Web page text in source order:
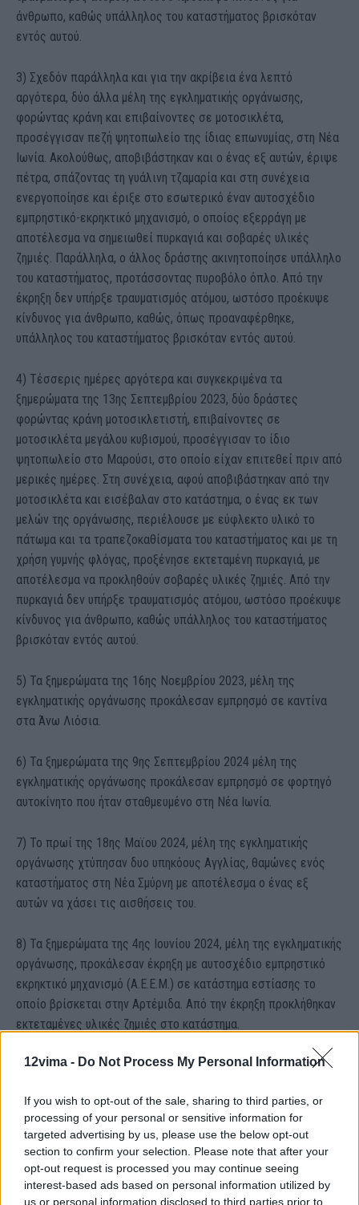
12vima - Do Not Process My Personal Information
If you wish to opt-out of the sale, sharing to third parties, or
processing of your personal or sensitive information for
targeted advertising by us, please use the below opt-out
section to confirm your selection. Please note that after your
opt-out request is processed you may continue seeing
interest-based ads based on personal information utilized by
us or personal information disclosed to third parties prior to
άνθρωπο, καθώς υπάλληλος του καταστήματος βρισκόταν
εντός αυτού.
3) Σχεδόν παράλληλα και για την ακρίβεια ένα λεπτό
αργότερα, δύο άλλα μέλη της εγκληματικής οργάνωσης,
φορώντας κράνη και επιβαίνοντες σε μοτοσικλέτα,
προσέγγισαν πεζή ψητοπωλείο της ίδιας επωνυμίας, στη Νέα
Ιωνία. Ακολούθως, αποβιβάστηκαν και ο ένας εξ αυτών, έριψε
πέτρα, σπάζοντας τη γυάλινη τζαμαρία και στη συνέχεια
ενεργοποίησε και έριξε στο εσωτερικό έναν αυτοσχέδιο
εμπρηστικό-εκρηκτικό μηχανισμό, ο οποίος εξερράγη με
αποτέλεσμα να σημειωθεί πυρκαγιά και σοβαρές υλικές
ζημιές. Παράλληλα, ο άλλος δράστης ακινητοποίησε υπάλληλο
του καταστήματος, προτάσσοντας πυροβόλο όπλο. Από την
έκρηξη δεν υπήρξε τραυματισμός ατόμου, ωστόσο προέκυψε
κίνδυνος για άνθρωπο, καθώς, όπως προαναφέρθηκε,
υπάλληλος του καταστήματος βρισκόταν εντός αυτού.
4) Τέσσερις ημέρες αργότερα και συγκεκριμένα τα
ξημερώματα της 13ης Σεπτεμβρίου 2023, δύο δράστες
φορώντας κράνη μοτοσικλετιστή, επιβαίνοντες σε
μοτοσικλέτα μεγάλου κυβισμού, προσέγγισαν το ίδιο
ψητοπωλείο στο Μαρούσι, στο οποίο είχαν επιτεθεί πριν από
μερικές ημέρες. Στη συνέχεια, αφού αποβιβάστηκαν από την
μοτοσικλέτα και εισέβαλαν στο κατάστημα, ο ένας εκ των
μελών της οργάνωσης, περιέλουσε με εύφλεκτο υλικό το
πάτωμα και τα τραπεζοκαθίσματα του καταστήματος και με τη
χρήση γυμνής φλόγας, προξένησε εκτεταμένη πυρκαγιά, με
αποτέλεσμα να προκληθούν σοβαρές υλικές ζημιές. Από την
πυρκαγιά δεν υπήρξε τραυματισμός ατόμου, ωστόσο προέκυψε
κίνδυνος για άνθρωπο, καθώς υπάλληλος του καταστήματος
βρισκόταν εντός αυτού.
5) Τα ξημερώματα της 16ης Νοεμβρίου 2023, μέλη της
εγκληματικής οργάνωσης προκάλεσαν εμπρησμό σε καντίνα
στα Άνω Λιόσια.
6) Τα ξημερώματα της 9ης Σεπτεμβρίου 2024 μέλη της
εγκληματικής οργάνωσης προκάλεσαν εμπρησμό σε φορτηγό
αυτοκίνητο που ήταν σταθμευμένο στη Νέα Ιωνία.
7) Το πρωί της 18ης Μαϊου 2024, μέλη της εγκληματικής
οργάνωσης χτύπησαν δυο υπηκόους Αγγλίας, θαμώνες ενός
καταστήματος στη Νέα Σμύρνη με αποτέλεσμα ο ένας εξ
αυτών να χάσει τις αισθήσεις του.
8) Τα ξημερώματα της 4ης Ιουνίου 2024, μέλη της εγκληματικής
οργάνωσης, προκάλεσαν έκρηξη με αυτοσχέδιο εμπρηστικό
εκρηκτικό μηχανισμό (Α.Ε.Ε.Μ.) σε κατάστημα εστίασης το
οποίο βρίσκεται στην Αρτέμιδα. Από την έκρηξη προκλήθηκαν
εκτεταμένες υλικές ζημιές στο κατάστημα.
Τα 14 συλληφθέντα μέλη της εγκληματικής οργάνωσης,
σε βάρος τους, σχηματισθείσα δικογραφία.
Η έρευνα συνεχίζεται προκειμένου να διερευνηθεί πλήρως το
εύρος της εγκληματικής δραστηριότητας των μελών της
οργάνωσης.